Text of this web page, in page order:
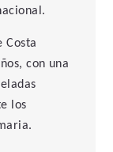
Costa Fuego
de
superior de la
cuartil inferior,
USD 1.200
Costa
con una
los